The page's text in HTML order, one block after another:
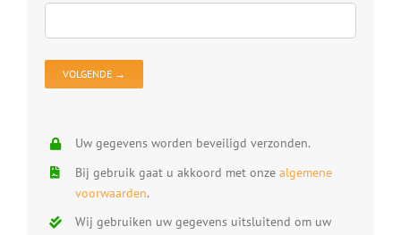
Uw gegevens worden beveiligd verzonden.
Bij gebruik gaat u akkoord met onze algemene
voorwaarden.
Wij gebruiken uw gegevens uitsluitend om uw